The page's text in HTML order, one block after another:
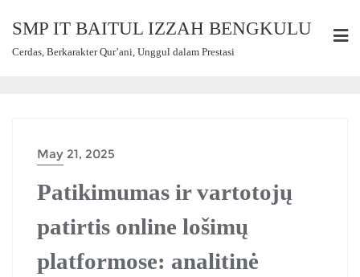
SMP IT BAITUL IZZAH BENGKULU
Cerdas, Berkarakter Qur’ani, Unggul dalam Prestasi
May 21, 2025
Patikimumas ir vartotojų
patirtis online lošimų
platformose: analitinė